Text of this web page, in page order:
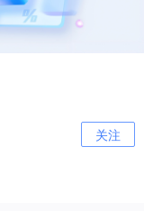
关注